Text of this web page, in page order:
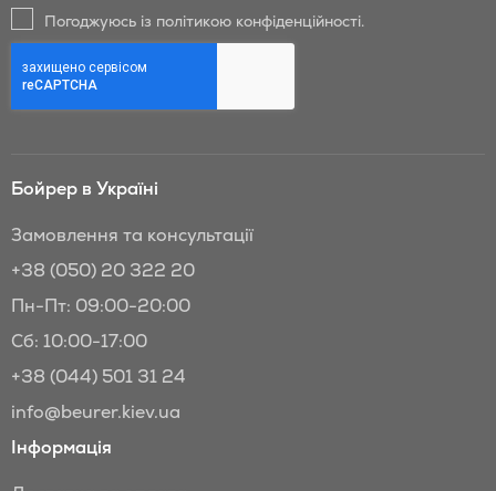
новини
та
Бойрер:
Погоджуюсь із політикою конфіденційності.
Бойрер в Україні
Замовлення та консультації
+38 (050) 20 322 20
Пн-Пт: 09:00-20:00
Сб: 10:00-17:00
+38 (044) 501 31 24
info@beurer.kiev.ua
Інформація